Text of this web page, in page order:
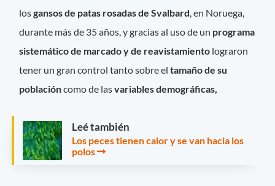
losgansos de patas rosadas de Svalbard , en Noruega,
durante más de 35 años, y gracias al uso de un programa
sistemático de marcado y de reavistamiento lograron
tener un gran control tanto sobre eltamaño de su
poblacióncomo de lasvariables demográficas,
Leé también
Los peces tienen calor y se van hacia los
polos